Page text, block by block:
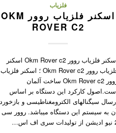
فلزیاب
اسکنر فلزیاب روور OKM
ROVER C2
اسکنر فلزیاب روور Okm Rover c2 اسکنر
فلزیاب روور Okm Rover c2 ؛ اسکنر فلزیاب
روور Okm Rover c2 ساخت آلمان
کارکرد این دستگاه بر اساس
سیگنالهای الکترومغناطیسی و بازخورد
به سیستم این دستگاه میباشد. روور سی
اف اس…